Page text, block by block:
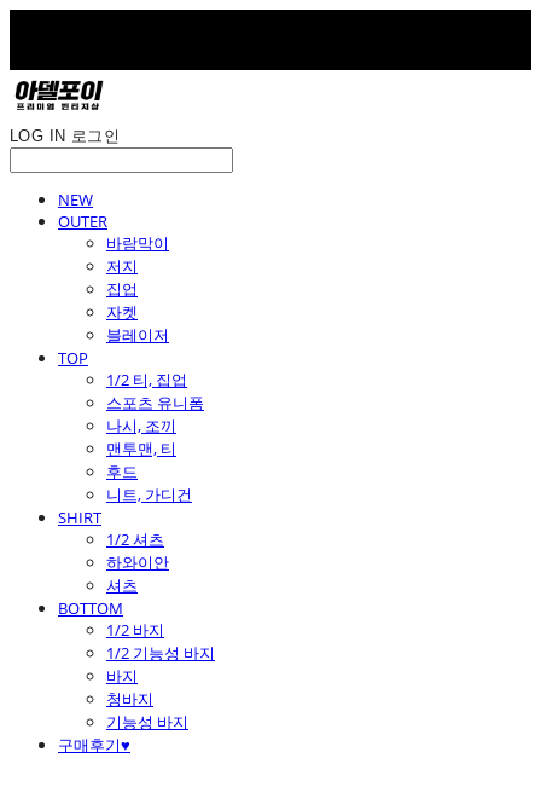
LOG IN 로그인
NEW
OUTER
바람막이
저지
집업
자켓
블레이저
TOP
1/2 티, 집업
스포츠 유니폼
나시, 조끼
맨투맨, 티
후드
니트, 가디건
SHIRT
1/2 셔츠
하와이안
셔츠
BOTTOM
1/2 바지
1/2 기능성 바지
바지
청바지
기능성 바지
구매후기♥